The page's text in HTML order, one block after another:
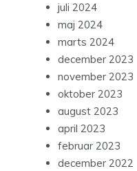
juli 2024
maj 2024
marts 2024
december 2023
november 2023
oktober 2023
august 2023
april 2023
februar 2023
december 2022